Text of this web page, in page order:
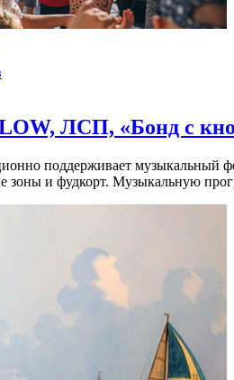
ЛСП, «Бонд с
поддерживает музыкальный
зоны и фудкорт. Музыкальную